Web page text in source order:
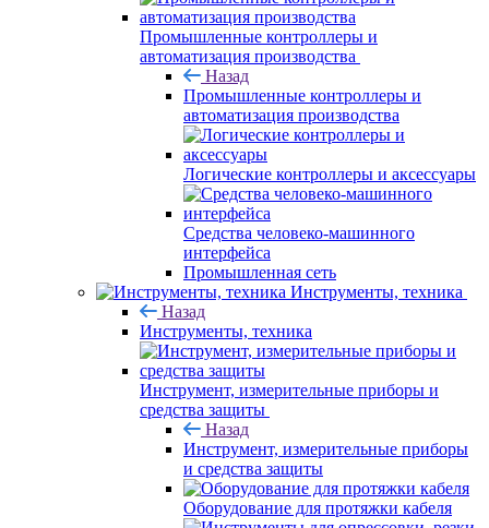
Промышленные контроллеры и
автоматизация производства
Назад
Промышленные контроллеры и
автоматизация производства
Логические контроллеры и аксессуары
Средства человеко-машинного
интерфейса
Промышленная сеть
Инструменты, техника
Назад
Инструменты, техника
Инструмент, измерительные приборы и
средства защиты
Назад
Инструмент, измерительные приборы
и средства защиты
Оборудование для протяжки кабеля